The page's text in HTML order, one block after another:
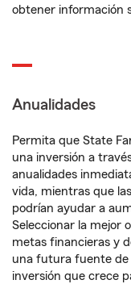
obtener información
Anualidades
Permita que State
una inversión a
anualidades
vida, mientras que
podrían ayudar a
Seleccionar la mejor
metas financieras y
una futura fuente de
inversión que crece